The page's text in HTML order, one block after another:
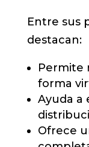
Entre sus
destacan:
Permite
forma
Ayuda a
Ofrece